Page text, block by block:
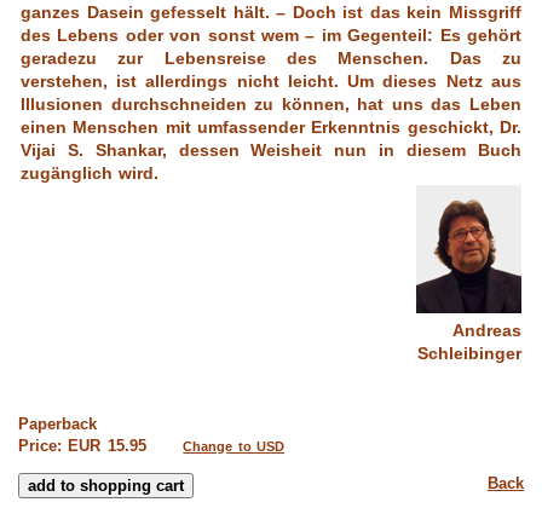
ganzes Dasein gefesselt hält. – Doch ist das kein Missgriff
des Lebens oder von sonst wem – im Gegenteil: Es gehört
geradezu zur Lebensreise des Menschen. Das zu
verstehen, ist allerdings nicht leicht. Um dieses Netz aus
Illusionen durchschneiden zu können, hat uns das Leben
einen Menschen mit umfassender Erkenntnis geschickt, Dr.
Vijai S. Shankar, dessen Weisheit nun in diesem Buch
zugänglich wird.
Andreas
Schleibinger
Paperback
Price: EUR 15.95
Change to USD
Back